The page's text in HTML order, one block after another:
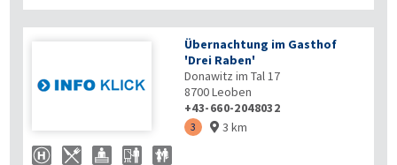
Übernachtung im Gasthof
'Drei Raben'
Donawitz im Tal 17
8700Leoben
+43-660-2048032
3  3 km